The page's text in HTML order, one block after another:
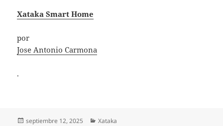
Xataka Smart Home
por
Jose Antonio Carmona
.
Publicado
septiembre 12, 2025 Categorías
Xataka